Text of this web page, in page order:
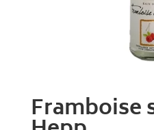
Framboise